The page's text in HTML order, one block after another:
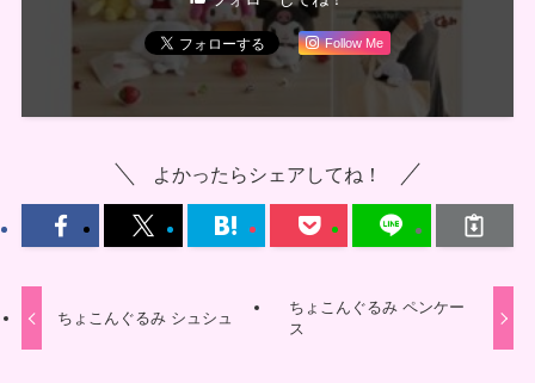
Follow Me
よかったらシェアしてね！
ちょこんぐるみ シュシュ
ちょこんぐるみ ペンケー
ス